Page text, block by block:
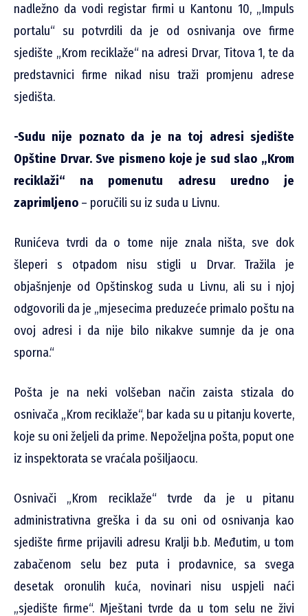
nadležno da vodi registar firmi u Kantonu 10, „Impuls
portalu“ su potvrdili da je od osnivanja ove firme
sjedište „Krom reciklaže“ na adresi Drvar, Titova 1, te da
predstavnici firme nikad nisu traži promjenu adrese
sjedišta.
-Sudu nije poznato da je na toj adresi sjedište
Opštine Drvar. Sve pismeno koje je sud slao „Krom
reciklaži“ na pomenutu adresu uredno je
zaprimljeno – poručili su iz suda u Livnu.
Runićeva tvrdi da o tome nije znala ništa, sve dok
šleperi s otpadom nisu stigli u Drvar. Tražila je
objašnjenje od Opštinskog suda u Livnu, ali su i njoj
odgovorili da je „mjesecima preduzeće primalo poštu na
ovoj adresi i da nije bilo nikakve sumnje da je ona
sporna.“
Pošta je na neki volšeban način zaista stizala do
osnivača „Krom reciklaže“, bar kada su u pitanju koverte,
koje su oni željeli da prime. Nepoželjna pošta, poput one
iz inspektorata se vraćala pošiljaocu.
Osnivači „Krom reciklaže“ tvrde da je u pitanu
administrativna greška i da su oni od osnivanja kao
sjedište firme prijavili adresu Kralji b.b. Međutim, u tom
zabačenom selu bez puta i prodavnice, sa svega
desetak oronulih kuća, novinari nisu uspjeli naći
„sjedište firme“. Mještani tvrde da u tom selu ne živi